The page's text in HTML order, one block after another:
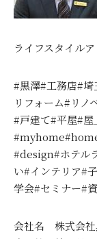
ライフスタイル
#黒澤#工務店#
リフォーム#リノ
#戸建て#平屋#屋
#design#ホテル
い#インテリア#
学会#セミナー#
会社名 株式会社